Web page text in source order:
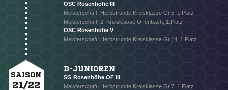
OSC Rosenhöhe III
Meisterschaft: Herbstrunde Kreisklasse Gr.5; 1.Platz
Meisterschaft: 2. Kreisklasse Offenbach; 1.Platz
OSC Rosenhöhe V
Meisterschaft: Herbstrunde Kreisklasse Gr.14; 1.Platz
SAISON
21/22
D-JUNIOREN
SG Rosenhöhe OF III
Meisterschaft: Herbstrunde Kreisklasse Gr.7; 1.Platz